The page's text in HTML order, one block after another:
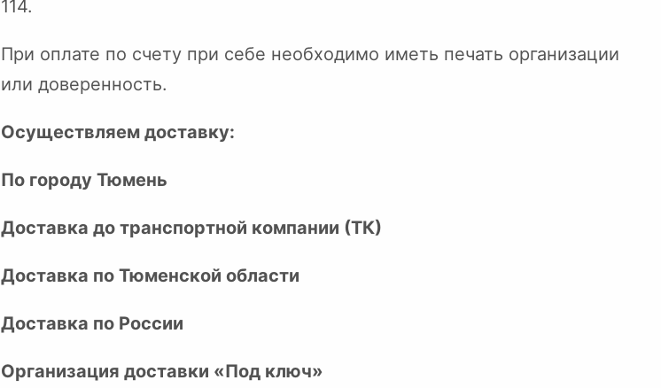
114.
При оплате по счету при себе необходимо иметь печать организации
или доверенность.
Осуществляем доставку:
По городу Тюмень
Доставка до транспортной компании (ТК)
Доставка по Тюменской области
Доставка по России
Организация доставки «Под ключ»